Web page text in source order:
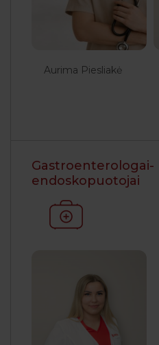
Aurima Piesliakė
Gastroenterologai-
endoskopuotojai